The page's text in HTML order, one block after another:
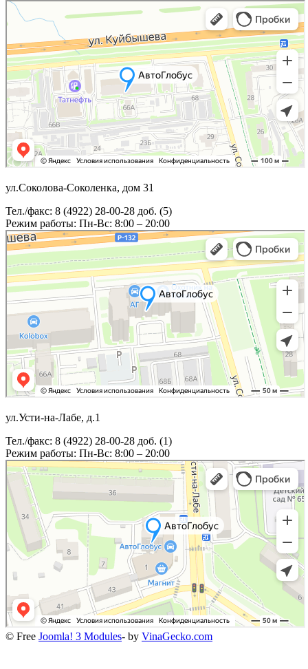
ул.Соколова-Соколенка, дом 31
Тел./факс: 8 (4922) 28-00-28 доб. (5)
Режим работы: Пн-Вс: 8:00 – 20:00
ул.Усти-на-Лабе, д.1
Тел./факс: 8 (4922) 28-00-28 доб. (1)
Режим работы: Пн-Вс: 8:00 – 20:00
© Free Joomla! 3 Modules- by VinaGecko.com